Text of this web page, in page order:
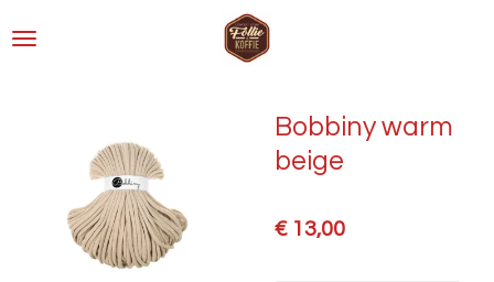
direct
Bobbiny warm
beige
€ 13,00